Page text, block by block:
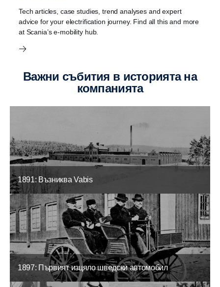
Tech articles, case studies, trend analyses and expert
advice for your electrification journey. Find all this and more
at Scania’s e-mobility hub.
Важни събития в историята на
компанията
1891: Възниква Vabis
1897: Първият изцяло шведски автомобил